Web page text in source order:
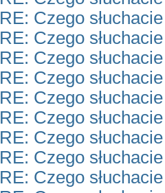
RE: Czego
RE: Czego
RE: Czego
RE: Czego
RE: Czego
RE: Czego
RE: Czego
RE: Czego
RE: Czego